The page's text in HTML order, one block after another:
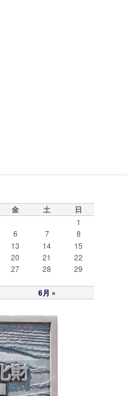
金 土 日
6月 »
1
6 7
8
13 14
15
20 21
22
27 28
29